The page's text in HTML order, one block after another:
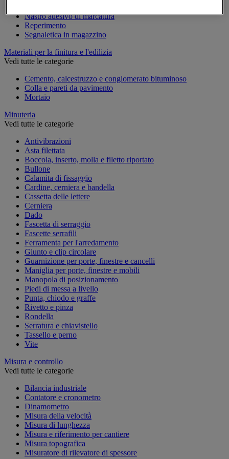
Nastro adesivo di marcatura
Reperimento
Segnaletica in magazzino
Materiali per la finitura e l'edilizia
Vedi tutte le categorie
Cemento, calcestruzzo e conglomerato bituminoso
Colla e pareti da pavimento
Mortaio
Minuteria
Vedi tutte le categorie
Antivibrazioni
Asta filettata
Boccola, inserto, molla e filetto riportato
Bullone
Calamita di fissaggio
Cardine, cerniera e bandella
Cassetta delle lettere
Cerniera
Dado
Fascetta di serraggio
Fascette serrafili
Ferramenta per l'arredamento
Giunto e clip circolare
Guarnizione per porte, finestre e cancelli
Maniglia per porte, finestre e mobili
Manopola di posizionamento
Piedi di messa a livello
Punta, chiodo e graffe
Rivetto e pinza
Rondella
Serratura e chiavistello
Tassello e perno
Vite
Misura e controllo
Vedi tutte le categorie
Bilancia industriale
Contatore e cronometro
Dinamometro
Misura della velocità
Misura di lunghezza
Misura e riferimento per cantiere
Misura topografica
Misuratore di rilevatore di spessore